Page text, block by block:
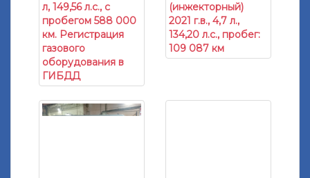
л, 149,56 л.с., с
пробегом 588 000
км. Регистрация
газового
оборудования в
ГИБДД
(инжекторный)
2021 г.в., 4,7 л.,
134,20 л.с., пробег:
109 087 км